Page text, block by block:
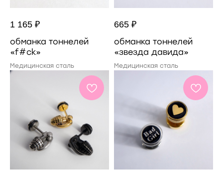
1 165 ₽
обманка тоннелей
«f#ck»
Медицинская сталь
665 ₽
обманка тоннелей
«звезда давида»
Медицинская сталь